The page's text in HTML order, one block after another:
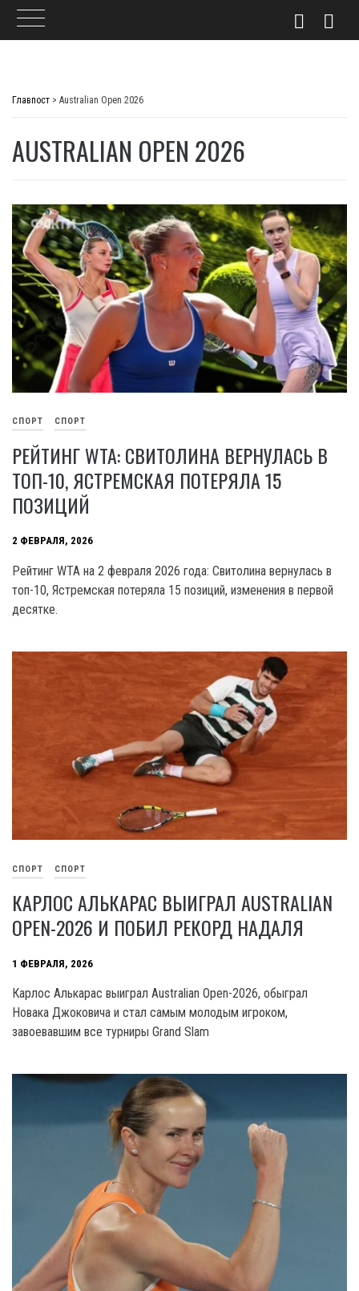
Главпост > Australian Open 2026
AUSTRALIAN OPEN 2026
СПОРТ СПОРТ
РЕЙТИНГ WTA: СВИТОЛИНА ВЕРНУЛАСЬ В
ТОП-10, ЯСТРЕМСКАЯ ПОТЕРЯЛА 15
ПОЗИЦИЙ
2 ФЕВРАЛЯ, 2026
Рейтинг WTA на 2 февраля 2026 года: Свитолина вернулась в
топ-10, Ястремская потеряла 15 позиций, изменения в первой
десятке.
СПОРТ СПОРТ
КАРЛОС АЛЬКАРАС ВЫИГРАЛ AUSTRALIAN
OPEN-2026 И ПОБИЛ РЕКОРД НАДАЛЯ
1 ФЕВРАЛЯ, 2026
Карлос Алькарас выиграл Australian Open-2026, обыграл
Новака Джоковича и стал самым молодым игроком,
завоевавшим все турниры Grand Slam